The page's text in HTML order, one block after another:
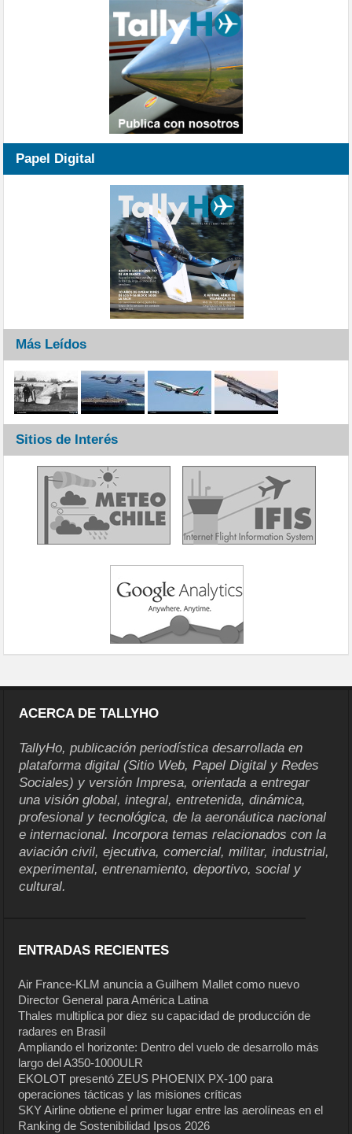
Papel Digital
Más Leídos
Sitios de Interés
ACERCA DE TALLYHO
TallyHo, publicación periodística desarrollada en
plataforma digital (Sitio Web, Papel Digital y Redes
Sociales) y versión Impresa, orientada a entregar
una visión global, integral, entretenida, dinámica,
profesional y tecnológica, de la aeronáutica nacional
e internacional. Incorpora temas relacionados con la
aviación civil, ejecutiva, comercial, militar, industrial,
experimental, entrenamiento, deportivo, social y
cultural.
ENTRADAS RECIENTES
Air France-KLM anuncia a Guilhem Mallet como nuevo
Director General para América Latina
Thales multiplica por diez su capacidad de producción de
radares en Brasil
Ampliando el horizonte: Dentro del vuelo de desarrollo más
largo del A350-1000ULR
EKOLOT presentó ZEUS PHOENIX PX-100 para
operaciones tácticas y las misiones críticas
SKY Airline obtiene el primer lugar entre las aerolíneas en el
Ranking de Sostenibilidad Ipsos 2026